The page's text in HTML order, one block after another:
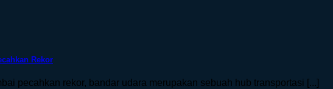
Rekor
pecahkan rekor, bandar udara merupakan sebuah hub transportasi [...]